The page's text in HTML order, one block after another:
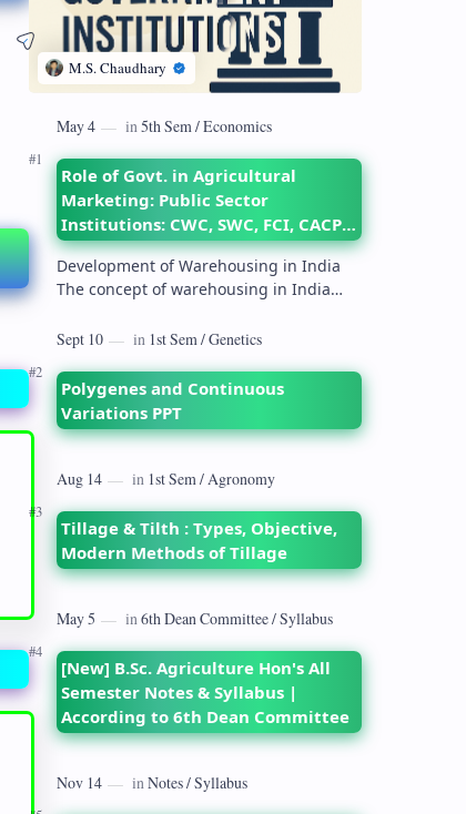
Role of Govt. in Agricultural
Marketing: Public Sector
Institutions: CWC, SWC, FCI, CACP,
DMI– their objectives and
functions
Development of Warehousing in India
The concept of warehousing in India
Commission on Agriculture highlighted
Polygenes and Continuous
Variations PPT
Tillage & Tilth : Types, Objective,
Modern Methods of Tillage
[New] B.Sc. Agriculture Hon's All
Semester Notes & Syllabus |
According to 6th Dean Committee